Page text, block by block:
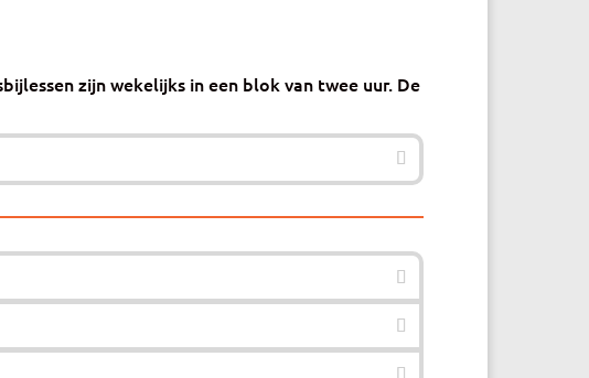
zijn wekelijks in een blok van twee uur. De